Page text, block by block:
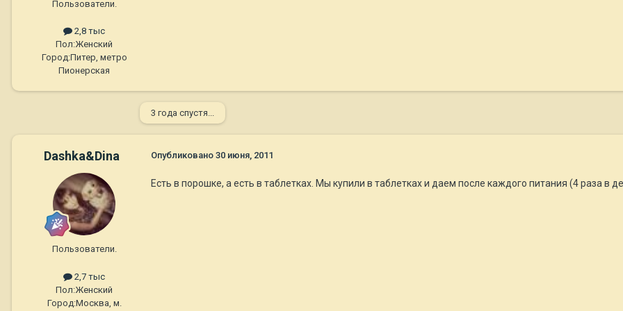
Пользователи.
2,8 тыс
Пол:Женский
Город:Питер, метро
Пионерская
3 года спустя...
Dashka&Dina
Пользователи.
2,7 тыс
Пол:Женский
Город:Москва, м.
Опубликовано 30 июня, 2011
Есть в порошке, а есть в таблетках. Мы купили в таблетках и даем после каждого питания (4 раза в